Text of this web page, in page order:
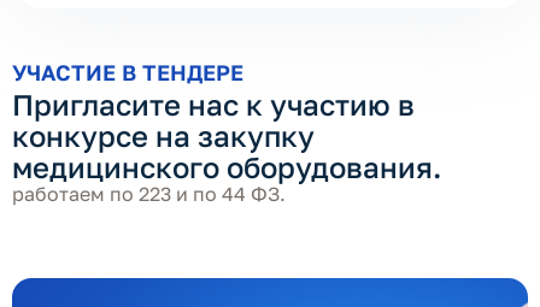
УЧАСТИЕ В ТЕНДЕРЕ
Пригласите нас к участию в
конкурсе на закупку
медицинского оборудования.
работаем по 223 и по 44 ФЗ.